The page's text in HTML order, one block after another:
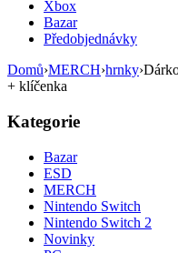
Xbox
Bazar
Předobjednávky
Domů›MERCH›hrnky›
+ klíčenka
Kategorie
Bazar
ESD
MERCH
Nintendo Switch
Nintendo Switch 2
Novinky